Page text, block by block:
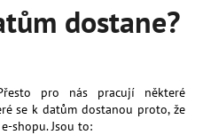
dostane?
pro nás pracují některé
se k datům dostanou proto, že
shopu. Jsou to: